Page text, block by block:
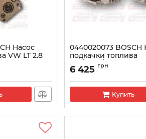
Насос
VW LT 2.8
0440020073 BOSCH
подкачки топлива
(FP/ZP25/L1S)
Артикул:
6 425 грн
Купить